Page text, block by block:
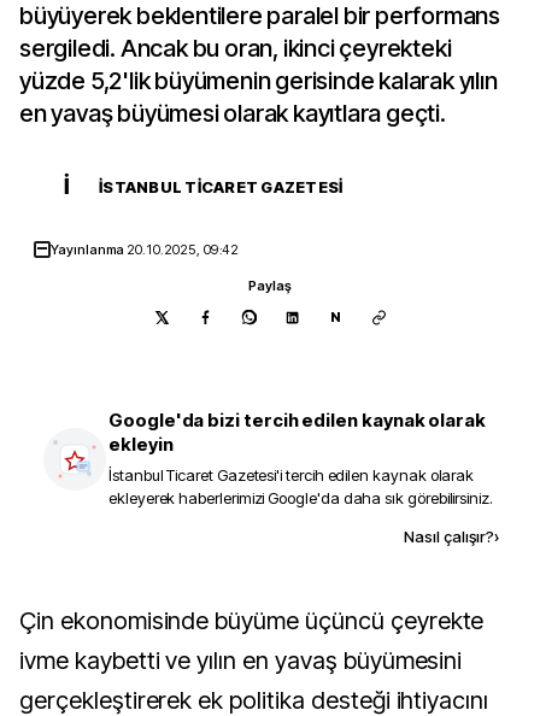
büyüyerek beklentilere paralel bir performans
sergiledi. Ancak bu oran, ikinci çeyrekteki
yüzde 5,2'lik büyümenin gerisinde kalarak yılın
en yavaş büyümesi olarak kayıtlara geçti.
İ İSTANBUL TICARET GAZETESI
Yayınlanma 20.10.2025, 09:42
Paylaş
N
Google'da bizi tercih edilen kaynak olarak
ekleyin
İstanbul Ticaret Gazetesi'i tercih edilen kaynak olarak
ekleyerek haberlerimizi Google'da daha sık görebilirsiniz.
Nasıl çalışır?›
Çin ekonomisinde büyüme üçüncü çeyrekte
ivme kaybetti ve yılın en yavaş büyümesini
gerçekleştirerek ek politika desteği ihtiyacını